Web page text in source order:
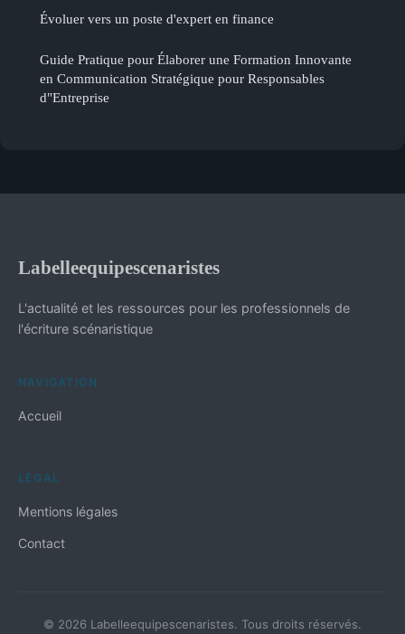
Évoluer vers un poste d'expert en finance
Guide Pratique pour Élaborer une Formation Innovante
en Communication Stratégique pour Responsables
d"Entreprise
Labelleequipescenaristes
L'actualité et les ressources pour les professionnels de
l'écriture scénaristique
NAVIGATION
Accueil
LÉGAL
Mentions légales
Contact
© 2026 Labelleequipescenaristes. Tous droits réservés.